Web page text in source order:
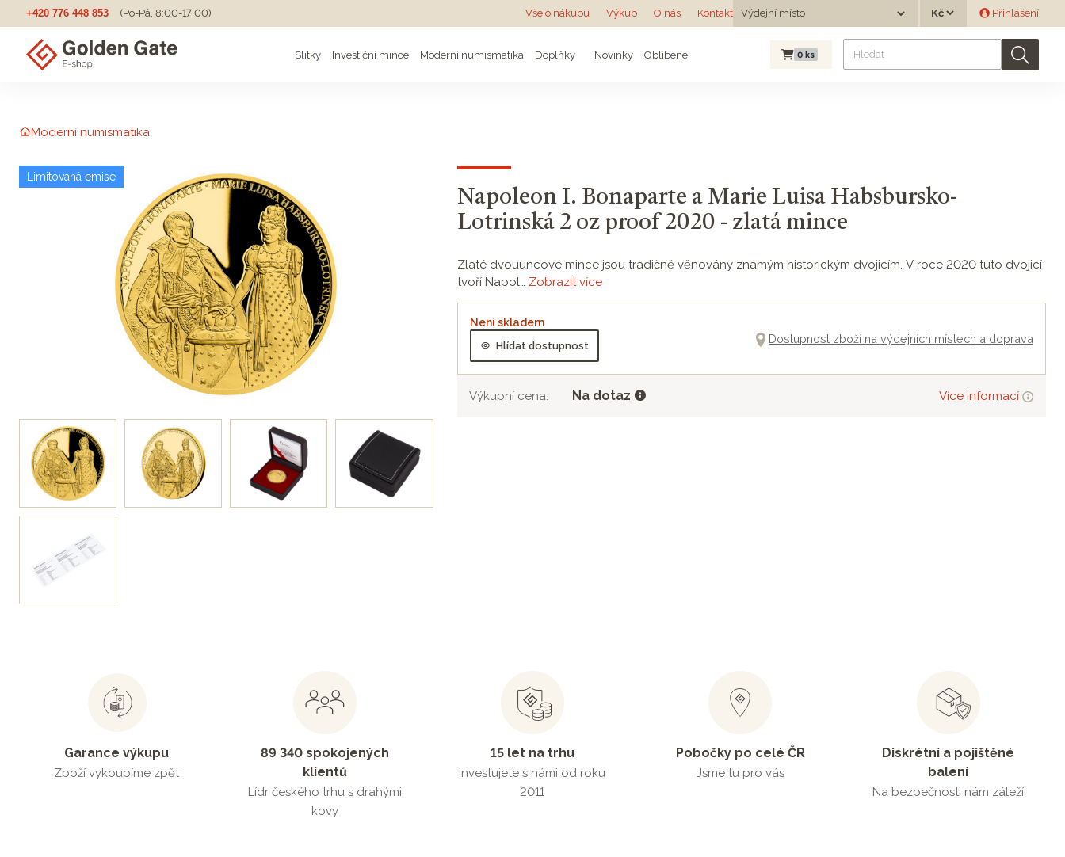
+420 776 448 853 (Po-Pá, 8:00-17:00) Vše o nákupu Výkup O nás Kontakt Výdejní místo
Výdejní místo
Měna Přihlášení
Slitky Investiční mince Moderní numismatika Doplňky Novinky Oblíbené 0 ks
Moderní numismatika
Limitovaná emise
Napoleon I. Bonaparte a Marie Luisa Habsbursko-
Lotrinská 2 oz proof 2020 - zlatá mince
Zlaté dvouuncové mince jsou tradičně věnovány známým historickým dvojicím. V roce 2020 tuto dvojicí
tvoří Napol… Zobrazit více
Není skladem
Hlídat dostupnost
Dostupnost zboží na výdejních místech a doprava
Výkupní cena: Na dotaz Více informací
Garance výkupu
Zboží vykoupíme zpět
89 340 spokojených
klientů
Lídr českého trhu s drahými
kovy
15 let na trhu
Investujete s námi od roku
2011
Pobočky po celé ČR
Jsme tu pro vás
Diskrétní a pojištěné
balení
Na bezpečnosti nám záleží